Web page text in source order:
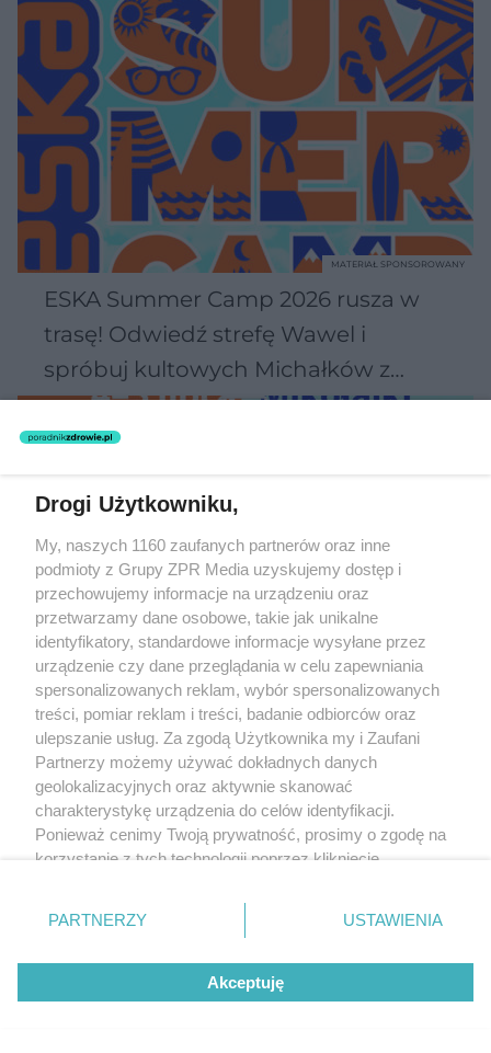
ESKA Summer Camp 2026 rusza w
trasę! Odwiedź strefę Wawel i
spróbuj kultowych Michałków z
Wawelu
MATERIAŁ SPONSOROWANY
MUZYKA
"ESKA Hity na Czasie" – playlista,
która rozkręci każdą chwilę
Drogi Użytkowniku,
My, naszych 1160 zaufanych partnerów oraz inne
podmioty z Grupy ZPR Media uzyskujemy dostęp i
przechowujemy informacje na urządzeniu oraz
przetwarzamy dane osobowe, takie jak unikalne
identyfikatory, standardowe informacje wysyłane przez
urządzenie czy dane przeglądania w celu zapewniania
spersonalizowanych reklam, wybór spersonalizowanych
treści, pomiar reklam i treści, badanie odbiorców oraz
ulepszanie usług. Za zgodą Użytkownika my i Zaufani
Partnerzy możemy używać dokładnych danych
geolokalizacyjnych oraz aktywnie skanować
charakterystykę urządzenia do celów identyfikacji.
Ponieważ cenimy Twoją prywatność, prosimy o zgodę na
korzystanie z tych technologii poprzez kliknięcie
zmienić/wycofać klikając przycisk ustawień prywatności
znajdujący się w lewym dolnym rogu strony
rodzaje przetwarzania danych nie wymagają zgody
użytkownika, ale masz prawo sprzeciwić się takiemu
przetwarzaniu. Preferencje będą miały zastosowanie tylko
PARTNERZY USTAWIENIA
Akceptuję